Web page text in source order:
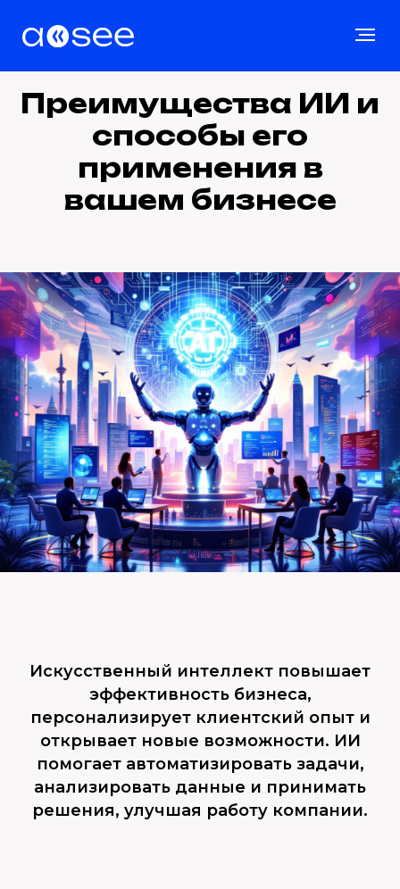
Преимущества ИИ и
способы его
применения в
вашем бизнесе
Искусственный интеллект повышает
эффективность бизнеса,
персонализирует клиентский опыт и
открывает новые возможности. ИИ
помогает автоматизировать задачи,
анализировать данные и принимать
решения, улучшая работу компании.